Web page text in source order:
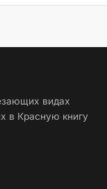
видах
в Красную книгу